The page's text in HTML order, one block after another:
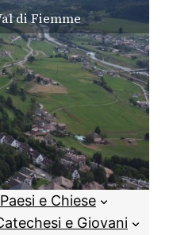
di Fiemme
Paesi e Chiese
e Giovani